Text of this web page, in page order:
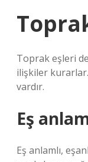
Toprak eşleri
ilişkiler
vardır.
Eş
Eş anlamlı,